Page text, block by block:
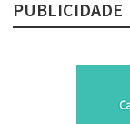
PUBLICIDADE